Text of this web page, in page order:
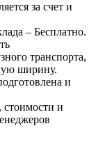
за счет и
– Бесплатно.
транспорта,
ширину.
и
стоимости и